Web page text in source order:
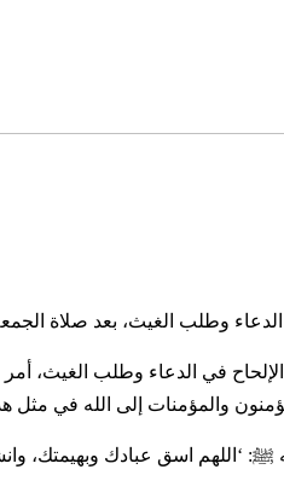
في الدعاء وطلب الغيث، أمر
ﷺ: ‘اللهم اسق عبادك وبهيمتك،